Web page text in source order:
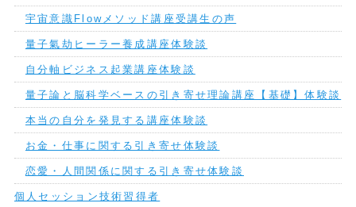
宇宙意識Flowメソッド講座受講生の声
量子氣劫ヒーラー養成講座体験談
自分軸ビジネス起業講座体験談
量子論と脳科学ベースの引き寄せ理論講座【基礎】体験談
本当の自分を発見する講座体験談
お金・仕事に関する引き寄せ体験談
恋愛・人間関係に関する引き寄せ体験談
個人セッション技術習得者